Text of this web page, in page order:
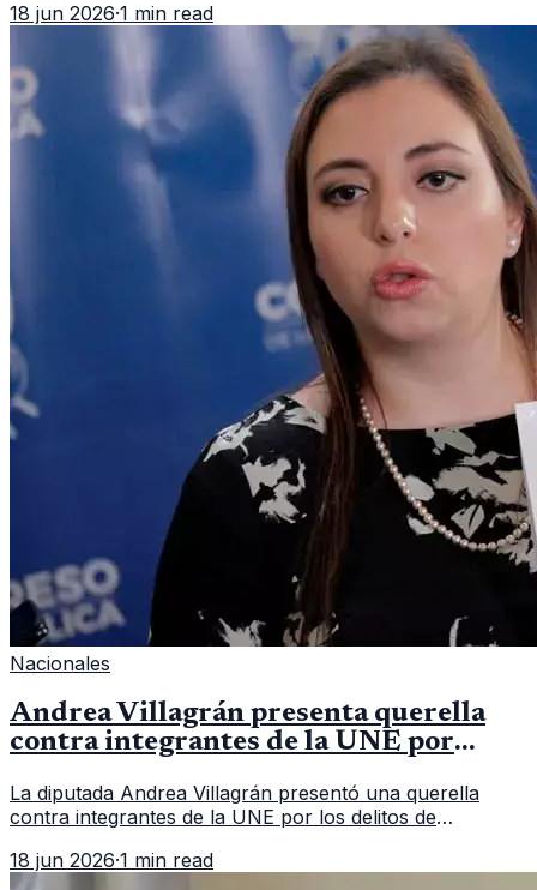
importar edad.
18 jun 2026·1 min read
Nacionales
Andrea Villagrán presenta querella
contra integrantes de la UNE por
La diputada Andrea Villagrán presentó una querella
contra integrantes de la UNE por los delitos de
18 jun 2026·1 min read